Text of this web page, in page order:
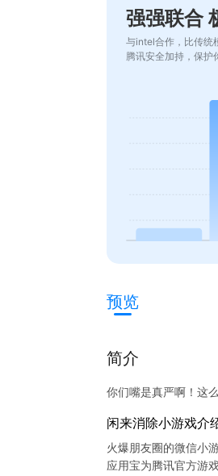
强强联合
与intel合作，比传统
腾讯安全加持，保护
预览
简介
你们嘴是真严啊！这
闲来消除小游戏介
火爆朋友圈的微信小
应用宝为腾讯官方游